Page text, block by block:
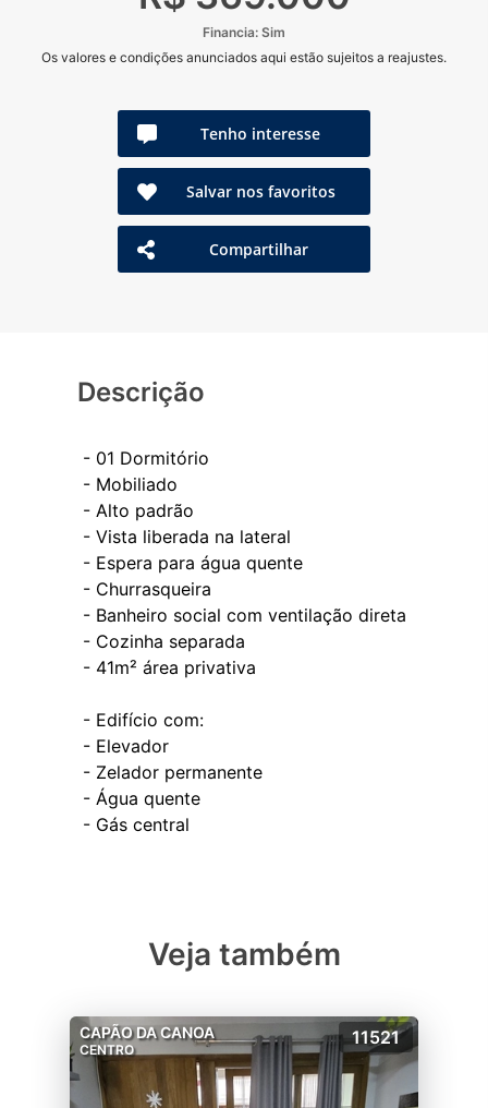
Financia: Sim
Os valores e condições anunciados aqui estão sujeitos a reajustes.
Tenho interesse
Salvar nos favoritos
Compartilhar
Descrição
- 01 Dormitório
- Mobiliado
- Alto padrão
- Vista liberada na lateral
- Espera para água quente
- Churrasqueira
- Banheiro social com ventilação direta
- Cozinha separada
- 41m² área privativa
- Edifício com:
- Elevador
- Zelador permanente
- Água quente
Veja também
CAPÃO DA CANOA
CENTRO
11521